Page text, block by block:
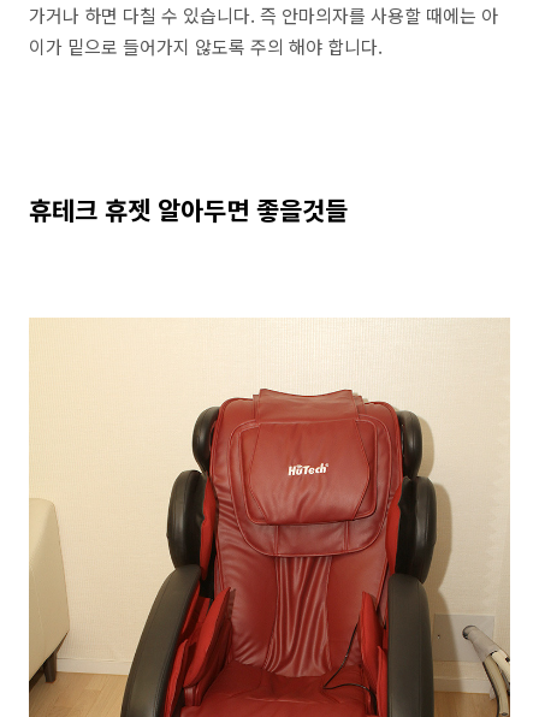
가거나 하면 다칠 수 있습니다. 즉 안마의자를 사용할 때에는 아
이가 밑으로 들어가지 않도록 주의 해야 합니다.
휴테크 휴젯 알아두면 좋을것들